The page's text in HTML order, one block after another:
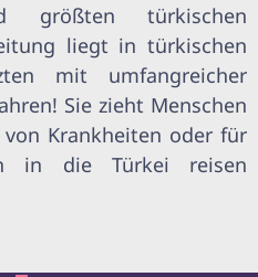
größten türkischen
liegt in türkischen
mit umfangreicher
Sie zieht Menschen
Krankheiten oder für
in die Türkei reisen